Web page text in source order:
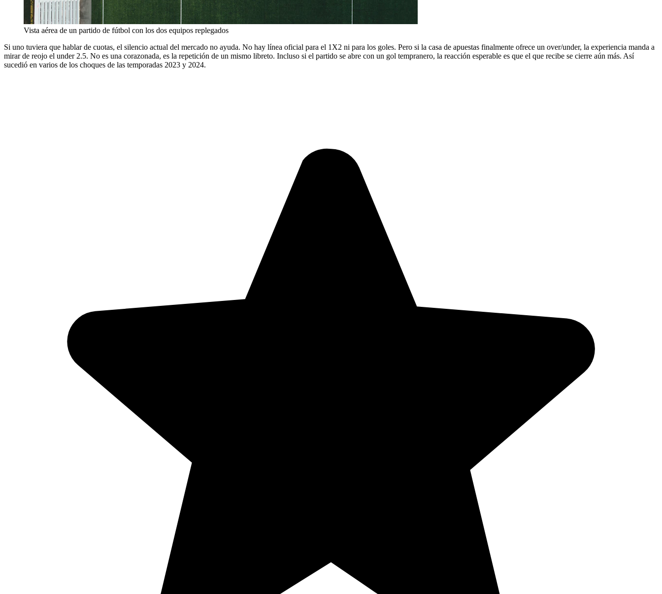
Vista aérea de un partido de fútbol con los dos equipos replegados
Si uno tuviera que hablar de cuotas, el silencio actual del mercado no ayuda. No hay línea oficial para el 1X2 ni para los goles. Pero si la casa de apuestas finalmente ofrece un over/under, la experiencia manda a
mirar de reojo el under 2.5. No es una corazonada, es la repetición de un mismo libreto. Incluso si el partido se abre con un gol tempranero, la reacción esperable es que el que recibe se cierre aún más. Así
sucedió en varios de los choques de las temporadas 2023 y 2024.